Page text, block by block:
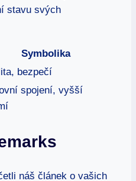
stavu svých
Symbolika
bezpečí
spojení, vyšší
náš článek o vašich